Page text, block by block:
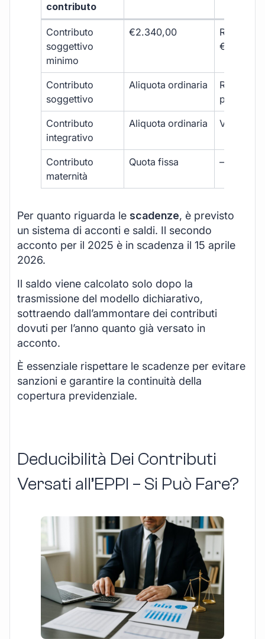
contributo
Contributo
soggettivo
minimo
€2.340,00
Reddito
€13.000
Contributo
soggettivo
Aliquota ordinaria
Reddito
Contributo
integrativo
Aliquota ordinaria Volume
Contributo
maternità
Quota fissa –
Per quanto riguarda le scadenze, è previsto
un sistema di acconti e saldi. Il secondo
acconto per il 2025 è in scadenza il 15 aprile
2026.
Il saldo viene calcolato solo dopo la
trasmissione del modello dichiarativo,
sottraendo dall’ammontare dei contributi
dovuti per l’anno quanto già versato in
acconto.
È essenziale rispettare le scadenze per evitare
sanzioni e garantire la continuità della
copertura previdenziale.
Deducibilità Dei Contributi
Versati all’EPPI – Si Può Fare?